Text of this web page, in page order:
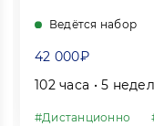
Ведётся набор
42 000₽
102 часа • 5
#Дистанционно